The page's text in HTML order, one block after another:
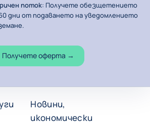
поток: Получете обезщетението
дни от подаването на уведомлението
Получете оферта →
Новини,
икономически